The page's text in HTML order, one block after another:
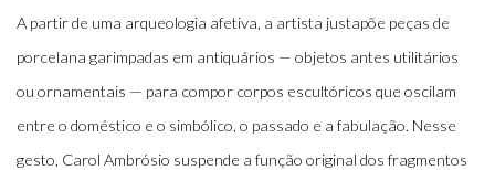
A partir de uma arqueologia afetiva, a artista justapõe peças de
porcelana garimpadas em antiquários — objetos antes utilitários
ou ornamentais — para compor corpos escultóricos que oscilam
entre o doméstico e o simbólico, o passado e a fabulação. Nesse
gesto, Carol Ambrósio suspende a função original dos fragmentos